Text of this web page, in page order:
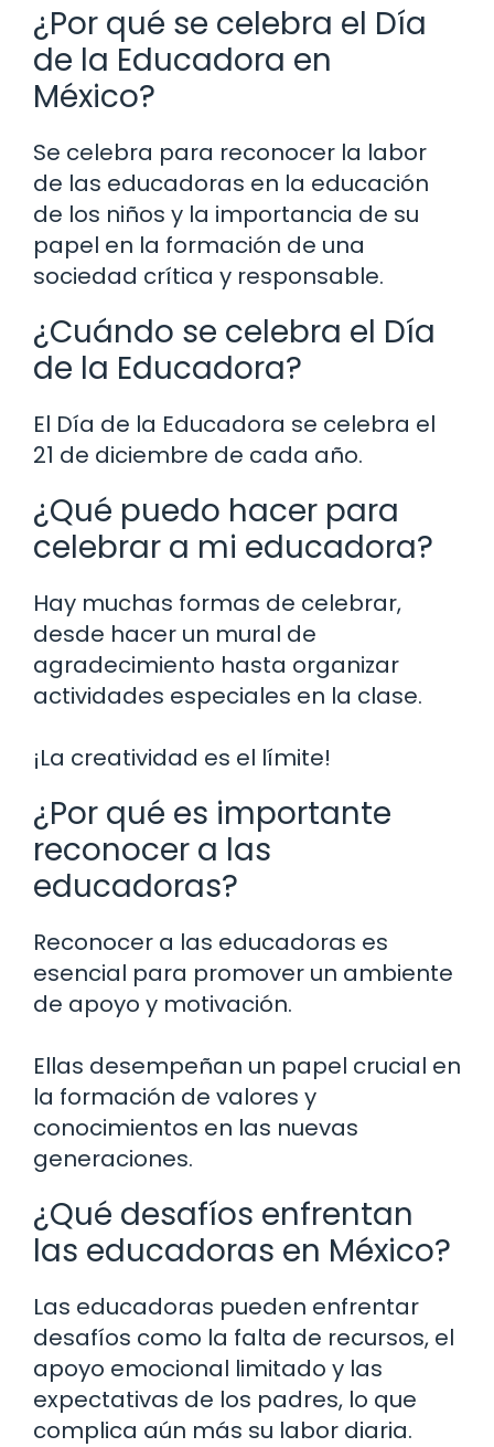
¿Por qué se celebra el Día
de la Educadora en
México?
Se celebra para reconocer la labor
de las educadoras en la educación
de los niños y la importancia de su
papel en la formación de una
sociedad crítica y responsable.
¿Cuándo se celebra el Día
de la Educadora?
El Día de la Educadora se celebra el
21 de diciembre de cada año.
¿Qué puedo hacer para
celebrar a mi educadora?
Hay muchas formas de celebrar,
desde hacer un mural de
agradecimiento hasta organizar
actividades especiales en la clase.
¡La creatividad es el límite!
¿Por qué es importante
reconocer a las
educadoras?
Reconocer a las educadoras es
esencial para promover un ambiente
de apoyo y motivación.
Ellas desempeñan un papel crucial en
la formación de valores y
conocimientos en las nuevas
generaciones.
¿Qué desafíos enfrentan
las educadoras en México?
Las educadoras pueden enfrentar
desafíos como la falta de recursos, el
apoyo emocional limitado y las
expectativas de los padres, lo que
complica aún más su labor diaria.